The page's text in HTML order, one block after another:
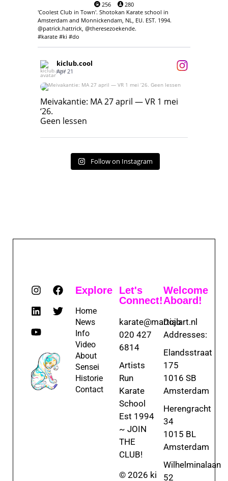
256
280
'Coolest Club in Town'. Shotokan Karate school in
Amsterdam and Monnickendam, NL, EU. EST. 1994.
@patrick.hattrick, @theresezoekende.
#karate #ki #do
kiclub.cool
Apr 21
Meivakantie: MA 27 april — VR 1 mei ‘26.
Geen lessen
Meivakantie: MA 27 april — VR 1 mei
‘26.
Geen lessen
Follow on Instagram
Explore
Home
News
Info
Video
About
Sensei
Historie
Contact
Let's
Connect!
karate@martialart.nl
020 427
6814
Artists
Run
Karate
School
Est 1994
~ JOIN
THE
CLUB!
© 2026 ki
Welcome
Aboard!
Dojo
Addresses:
Elandsstraat
175
1016 SB
Amsterdam
Herengracht
34
1015 BL
Amsterdam
Wilhelminalaan
52